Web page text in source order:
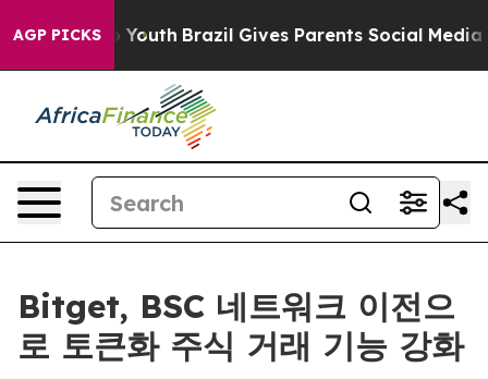
AGP PICKS
to Youth Brazil Gives Parents Social Media
Bitget, BSC 네트워크 이전으
로 토큰화 주식 거래 기능 강화